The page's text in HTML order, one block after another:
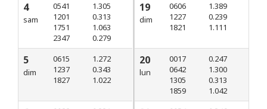
4
sam
0541
1201
1751
2347
1.305
0.313
1.063
0.279
5
dim
0615
1237
1827
1.272
0.343
1.022
19
dim
0606
1227
1821
1.389
0.239
1.111
20
lun
0017
0642
1305
1859
0.247
1.300
0.313
1.042